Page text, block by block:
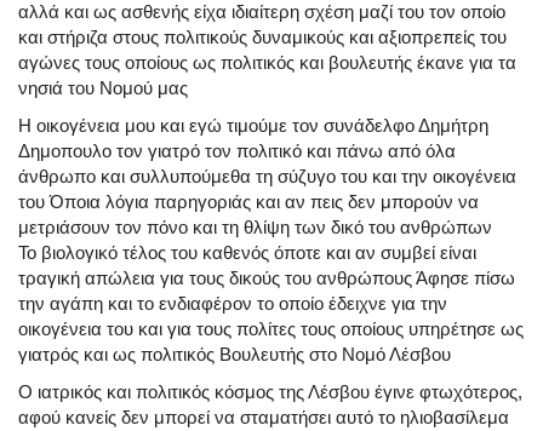
αλλά και ως ασθενής είχα ιδιαίτερη σχέση μαζί του τον οποίο
και στήριζα στους πολιτικούς δυναμικούς και αξιοπρεπείς του
αγώνες τους οποίους ως πολιτικός και βουλευτής έκανε για τα
νησιά του Νομού μας
Η οικογένεια μου και εγώ τιμούμε τον συνάδελφο Δημήτρη
Δημοπουλο τον γιατρό τον πολιτικό και πάνω από όλα
άνθρωπο και συλλυπούμεθα τη σύζυγο του και την οικογένεια
του Όποια λόγια παρηγοριάς και αν πεις δεν μπορούν να
μετριάσουν τον πόνο και τη θλίψη των δικό του ανθρώπων
Το βιολογικό τέλος του καθενός όποτε και αν συμβεί είναι
τραγική απώλεια για τους δικούς του ανθρώπους Άφησε πίσω
την αγάπη και το ενδιαφέρον το οποίο έδειχνε για την
οικογένεια του και για τους πολίτες τους οποίους υπηρέτησε ως
γιατρός και ως πολιτικός Βουλευτής στο Νομό Λέσβου
Ο ιατρικός και πολιτικός κόσμος της Λέσβου έγινε φτωχότερος,
αφού κανείς δεν μπορεί να σταματήσει αυτό το ηλιοβασίλεμα